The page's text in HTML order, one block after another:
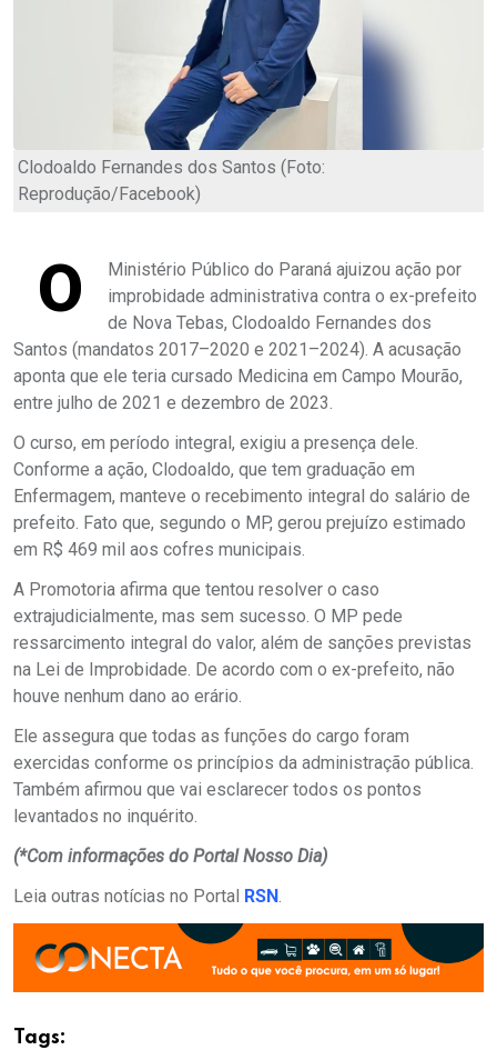
Clodoaldo Fernandes dos Santos (Foto:
Reprodução/Facebook)
O
Ministério Público do Paraná ajuizou ação por
improbidade administrativa contra o ex-prefeito
de Nova Tebas, Clodoaldo Fernandes dos
Santos (mandatos 2017–2020 e 2021–2024). A acusação
aponta que ele teria cursado Medicina em Campo Mourão,
entre julho de 2021 e dezembro de 2023.
O curso, em período integral, exigiu a presença dele.
Conforme a ação, Clodoaldo, que tem graduação em
Enfermagem, manteve o recebimento integral do salário de
prefeito. Fato que, segundo o MP, gerou prejuízo estimado
em R$ 469 mil aos cofres municipais.
A Promotoria afirma que tentou resolver o caso
extrajudicialmente, mas sem sucesso. O MP pede
ressarcimento integral do valor, além de sanções previstas
na Lei de Improbidade. De acordo com o ex-prefeito, não
houve nenhum dano ao erário.
Ele assegura que todas as funções do cargo foram
exercidas conforme os princípios da administração pública.
Também afirmou que vai esclarecer todos os pontos
levantados no inquérito.
(*Com informações do Portal Nosso Dia)
Leia outras notícias no Portal RSN
Tags: